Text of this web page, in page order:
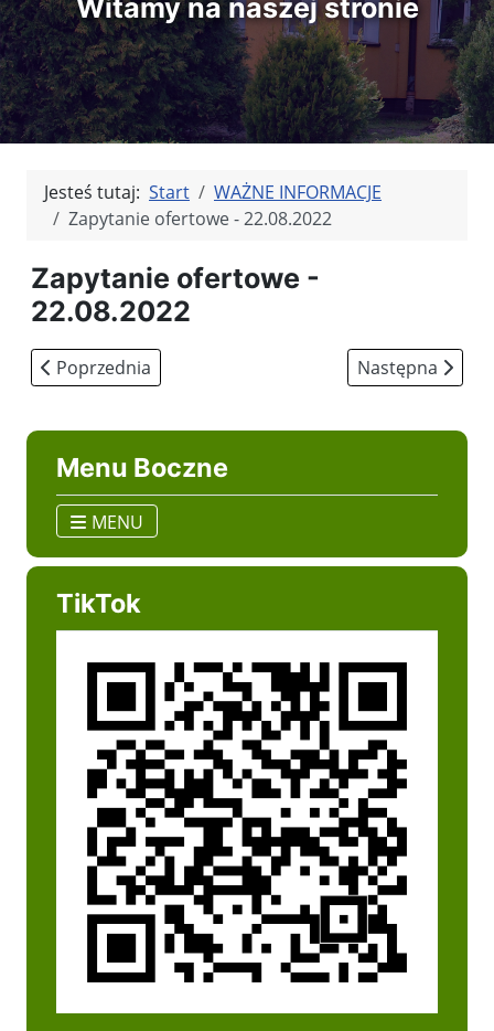
Witamy na naszej stronie
Menu Boczne
MENU
TikTok
Jesteś tutaj: Start
WAŻNE INFORMACJE
Zapytanie ofertowe - 22.08.2022
Zapytanie ofertowe -
22.08.2022
Poprzednia strona: Kreator mody
Poprzednia Następna
Następna